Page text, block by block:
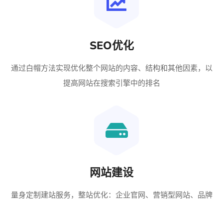
SEO优化
通过白帽方法实现优化整个网站的内容、结构和其他因素，以
提高网站在搜索引擎中的排名
网站建设
量身定制建站服务，整站优化：企业官网、营销型网站、品牌